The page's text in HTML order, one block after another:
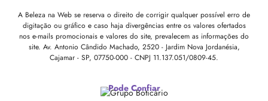
A Beleza na Web se reserva o direito de corrigir qualquer possível erro de
digitação ou gráfico e caso haja divergências entre os valores ofertados
nos e-mails promocionais e valores do site, prevalecem as informações do
site. Av. Antonio Cândido Machado, 2520 - Jardim Nova Jordanésia,
Cajamar - SP, 07750-000 - CNPJ 11.137.051/0809-45.
Pode Confiar